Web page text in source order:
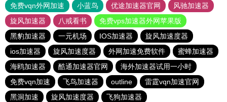
免费vqn外网加速
小蓝鸟 优途加速器官网
风驰加速器
旋风加速器
八戒看书
免费vps加速器外网苹果版
黑豹加速器
一元机场 IOS加速器
旋风加速度器
ios加速器
旋风加速度器 外网加速免费软件
蜜蜂加速器
海鸥加速器
酷通加速器官网
海外加速器试用一小时
免费vqn加速
飞鸟加速器 outline
雷霆vqn加速官网
黑洞加速
旋风加速度器
飞狗加速器